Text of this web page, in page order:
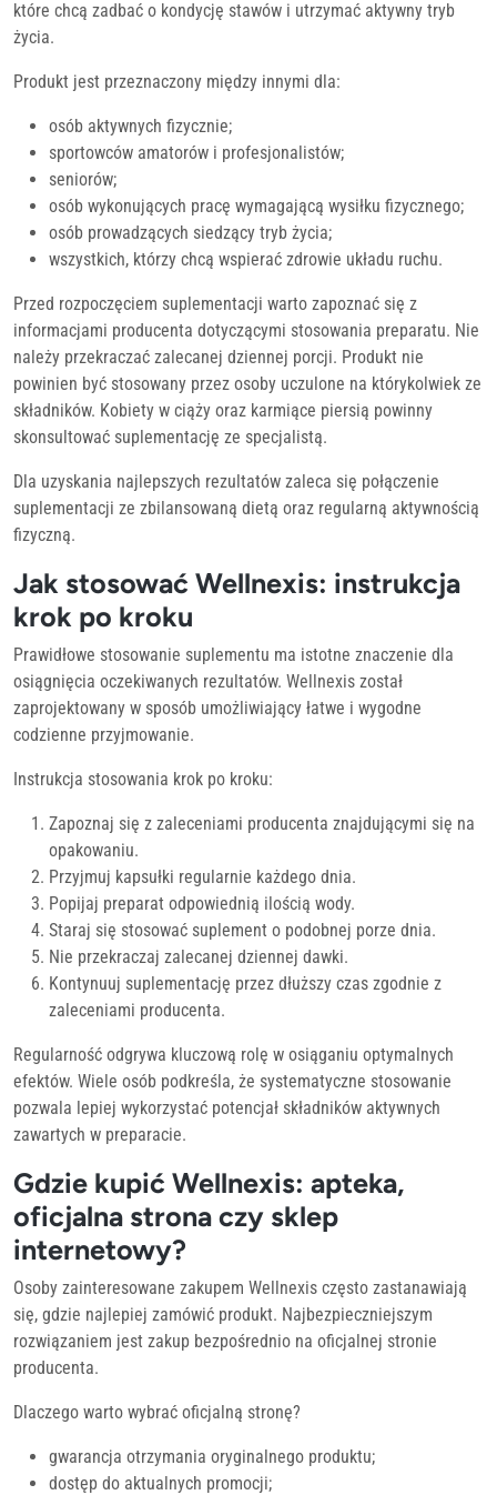
które chcą zadbać o kondycję stawów i utrzymać aktywny tryb
życia.
Produkt jest przeznaczony między innymi dla:
osób aktywnych fizycznie;
sportowców amatorów i profesjonalistów;
seniorów;
osób wykonujących pracę wymagającą wysiłku fizycznego;
osób prowadzących siedzący tryb życia;
wszystkich, którzy chcą wspierać zdrowie układu ruchu.
Przed rozpoczęciem suplementacji warto zapoznać się z
informacjami producenta dotyczącymi stosowania preparatu. Nie
należy przekraczać zalecanej dziennej porcji. Produkt nie
powinien być stosowany przez osoby uczulone na którykolwiek ze
składników. Kobiety w ciąży oraz karmiące piersią powinny
skonsultować suplementację ze specjalistą.
Dla uzyskania najlepszych rezultatów zaleca się połączenie
suplementacji ze zbilansowaną dietą oraz regularną aktywnością
fizyczną.
Jak stosować Wellnexis: instrukcja
krok po kroku
Prawidłowe stosowanie suplementu ma istotne znaczenie dla
osiągnięcia oczekiwanych rezultatów. Wellnexis został
zaprojektowany w sposób umożliwiający łatwe i wygodne
codzienne przyjmowanie.
Instrukcja stosowania krok po kroku:
Zapoznaj się z zaleceniami producenta znajdującymi się na
opakowaniu.
Przyjmuj kapsułki regularnie każdego dnia.
Popijaj preparat odpowiednią ilością wody.
Staraj się stosować suplement o podobnej porze dnia.
Nie przekraczaj zalecanej dziennej dawki.
Kontynuuj suplementację przez dłuższy czas zgodnie z
zaleceniami producenta.
Regularność odgrywa kluczową rolę w osiąganiu optymalnych
efektów. Wiele osób podkreśla, że systematyczne stosowanie
pozwala lepiej wykorzystać potencjał składników aktywnych
zawartych w preparacie.
Gdzie kupić Wellnexis: apteka,
oficjalna strona czy sklep
internetowy?
Osoby zainteresowane zakupem Wellnexis często zastanawiają
się, gdzie najlepiej zamówić produkt. Najbezpieczniejszym
rozwiązaniem jest zakup bezpośrednio na oficjalnej stronie
producenta.
Dlaczego warto wybrać oficjalną stronę?
gwarancja otrzymania oryginalnego produktu;
dostęp do aktualnych promocji;